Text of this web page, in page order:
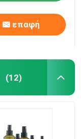
επαφή
(12)